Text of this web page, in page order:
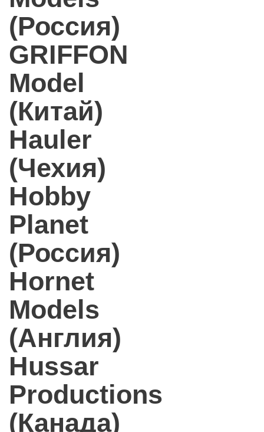
(Россия)
GRIFFON
Model
(Китай)
Hauler
(Чехия)
Hobby
Planet
(Россия)
Hornet
Models
(Англия)
Hussar
Productions
(Канада)